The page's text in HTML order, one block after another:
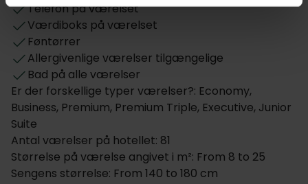
Telefon på værelset
Værdiboks på værelset
Føntørrer
Allergivenlige værelser tilgængelige
Bad på alle værelser
Er der forskellige typer værelser?: Economy,
Business, Premium, Premium Triple, Executive, Junior
Suite
Antal værelser på hotellet: 81
Størrelse på værelse angivet i m²: From 8 to 25
Sengens størrelse: From 140 to 180 cm